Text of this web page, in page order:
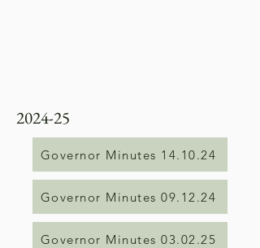
2024-25
Governor Minutes 14.10.24
Governor Minutes 09.12.24
Governor Minutes 03.02.25